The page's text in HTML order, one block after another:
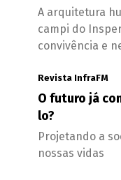
A arquitetura
campi do
convivência e
Revista InfraFM
O futuro já
lo?
Projetando a
nossas vidas